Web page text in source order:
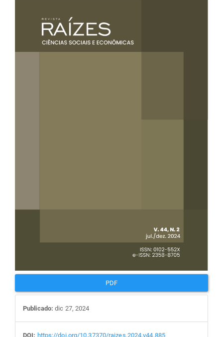
lateral
de
PDF
Publicado: dic 27, 2024
DOI: https://doi.org/10.37370/raizes.2024.v44.885